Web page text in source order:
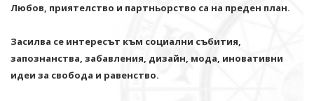
Любов, приятелство и партньорство са на преден план.
Засилва се интересът към социални събития,
запознанства, забавления, дизайн, мода, иновативни
идеи за свобода и равенство.